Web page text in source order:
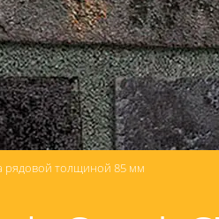
рядовой толщиной 85 мм